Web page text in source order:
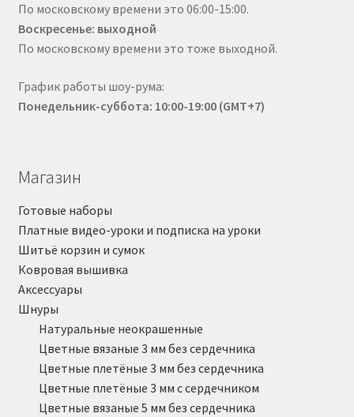
По московскому времени это 06:00-15:00.
Воскресенье: выходной
По московскому времени это тоже выходной.
График работы шоу-рума:
Понедельник-суббота: 10:00-19:00 (GMT+7)
Магазин
Готовые наборы
Платные видео-уроки и подписка на уроки
Шитьё корзин и сумок
Ковровая вышивка
Аксессуары
Шнуры
Натуральные неокрашенные
Цветные вязаные 3 мм без сердечника
Цветные плетёные 3 мм без сердечника
Цветные плетёные 3 мм с сердечником
Цветные вязаные 5 мм без сердечника